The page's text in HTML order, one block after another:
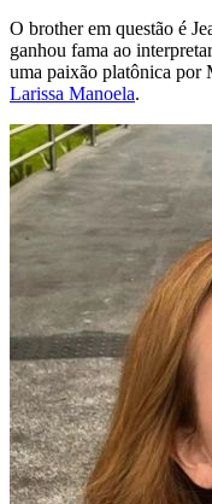
O brother em questão é
ganhou fama ao
uma paixão platônica por
Larissa Manoela.